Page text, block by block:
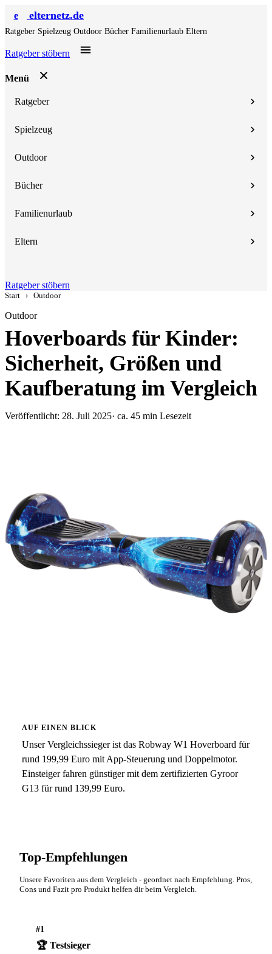
e elternetz.de
Ratgeber Spielzeug Outdoor Bücher Familienurlaub Eltern
Ratgeber stöbern
Menü
Ratgeber
Spielzeug
Outdoor
Bücher
Familienurlaub
Eltern
Ratgeber stöbern
Start › Outdoor
Outdoor
Hoverboards für Kinder:
Sicherheit, Größen und
Kaufberatung im Vergleich
Veröffentlicht: 28. Juli 2025· ca. 45 min Lesezeit
AUF EINEN BLICK
Unser Vergleichssieger ist das Robway W1 Hoverboard für
rund 199,99 Euro mit App-Steuerung und Doppelmotor.
Einsteiger fahren günstiger mit dem zertifizierten Gyroor
G13 für rund 139,99 Euro.
Top-Empfehlungen
Unsere Favoriten aus dem Vergleich - geordnet nach Empfehlung. Pros,
Cons und Fazit pro Produkt helfen dir beim Vergleich.
#1
🏆 Testsieger